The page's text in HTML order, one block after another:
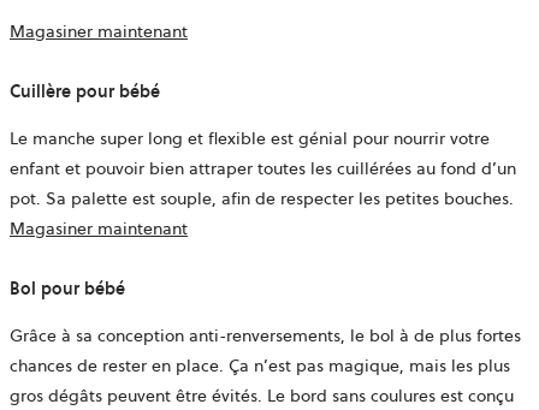
Magasiner maintenant
Cuillère pour bébé
Le manche super long et flexible est génial pour nourrir votre
enfant et pouvoir bien attraper toutes les cuillérées au fond d’un
pot. Sa palette est souple, afin de respecter les petites bouches.
Magasiner maintenant
Bol pour bébé
Grâce à sa conception anti-renversements, le bol à de plus fortes
chances de rester en place. Ça n’est pas magique, mais les plus
gros dégâts peuvent être évités. Le bord sans coulures est conçu